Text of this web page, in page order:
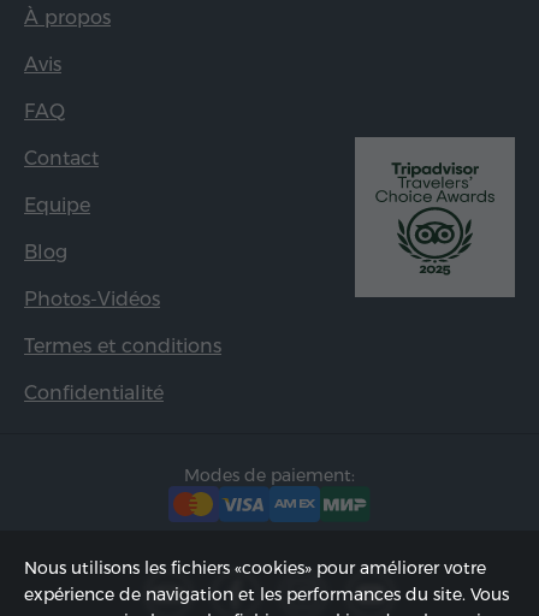
À propos
Avis
FAQ
Contact
Equipe
Blog
Photos-Vidéos
Termes et conditions
Confidentialité
Modes de paiement:
Nous utilisons les fichiers «cookies» pour améliorer votre
expérience de navigation et les performances du site. Vous